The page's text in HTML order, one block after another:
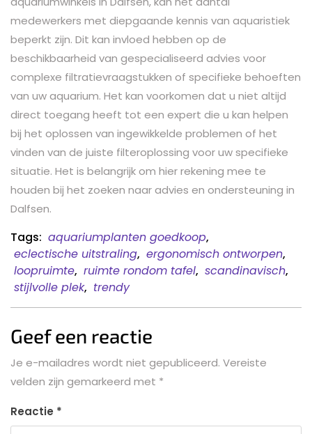
medewerkers met diepgaande kennis van aquaristiek
beperkt zijn. Dit kan invloed hebben op de
beschikbaarheid van gespecialiseerd advies voor
complexe filtratievraagstukken of specifieke behoeften
van uw aquarium. Het kan voorkomen dat u niet altijd
direct toegang heeft tot een expert die u kan helpen
bij het oplossen van ingewikkelde problemen of het
vinden van de juiste filteroplossing voor uw specifieke
situatie. Het is belangrijk om hier rekening mee te
houden bij het zoeken naar advies en ondersteuning in
Dalfsen.
Tags: aquariumplanten goedkoop,
eclectische uitstraling, ergonomisch ontworpen,
loopruimte, ruimte rondom tafel, scandinavisch,
stijlvolle plek, trendy
Geef een reactie
Je e-mailadres wordt niet gepubliceerd. Vereiste
velden zijn gemarkeerd met *
Reactie *